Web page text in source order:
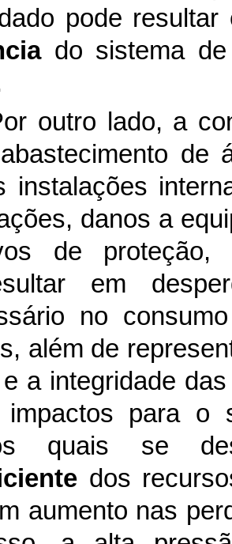
pode
do sistema de
outro lado, a
de
instalações
danos a
de
em
no
além de
a integridade
impactos para o
quais se
dos
aumento nas